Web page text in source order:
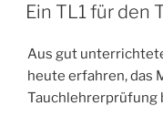
AM
Ein TL1 für den
Aus gut
heute erfahren, das
Tauchlehrerprüfung